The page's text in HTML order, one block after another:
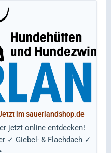
im sauerlandshop.de
jetzt online entdecken!
✓ Giebel- & Flachdach ✓